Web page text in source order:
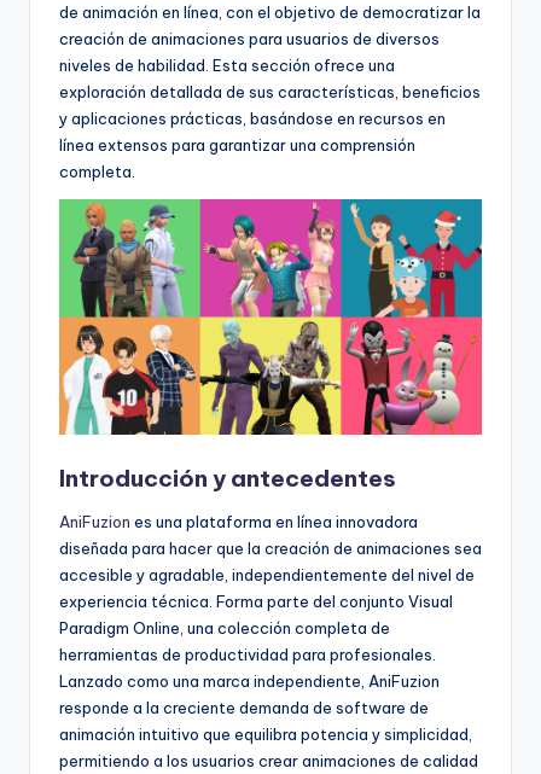
si
S
w
d
de animación en línea, con el objetivo de democratizar la
creación de animaciones para usuarios de diversos
niveles de habilidad. Esta sección ofrece una
exploración detallada de sus características, beneficios
y aplicaciones prácticas, basándose en recursos en
línea extensos para garantizar una comprensión
completa.
Introducción y antecedentes
AniFuzion es una plataforma en línea innovadora
diseñada para hacer que la creación de animaciones sea
accesible y agradable, independientemente del nivel de
experiencia técnica. Forma parte del conjunto Visual
Paradigm Online, una colección completa de
herramientas de productividad para profesionales.
Lanzado como una marca independiente, AniFuzion
responde a la creciente demanda de software de
animación intuitivo que equilibra potencia y simplicidad,
permitiendo a los usuarios crear animaciones de calidad